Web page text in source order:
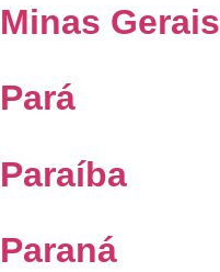
Minas Gerais
Pará
Paraíba
Paraná